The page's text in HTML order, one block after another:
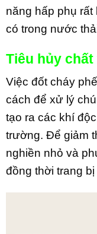
năng hấp phụ rất
có trong nước
Tiêu hủy chất
Việc đốt cháy
cách để xử lý
tạo ra các khí
trường. Để giảm
nghiền nhỏ và
đồng thời trang